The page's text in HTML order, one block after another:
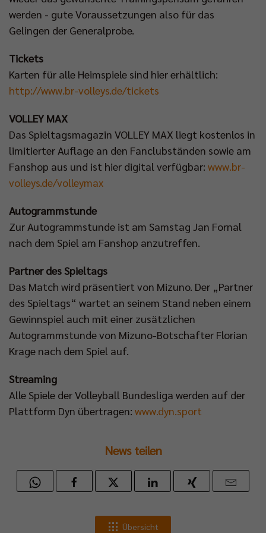
werden - gute Voraussetzungen also für das
Gelingen der Generalprobe.
Tickets
Karten für alle Heimspiele sind hier erhältlich:
http://www.br-volleys.de/tickets
VOLLEY MAX
Das Spieltagsmagazin VOLLEY MAX liegt kostenlos in
limitierter Auflage an den Fanclubständen sowie am
Fanshop aus und ist hier digital verfügbar: www.br-
volleys.de/volleymax
Autogrammstunde
Zur Autogrammstunde ist am Samstag Jan Fornal
nach dem Spiel am Fanshop anzutreffen.
Partner des Spieltags
Das Match wird präsentiert von Mizuno. Der „Partner
des Spieltags“ wartet an seinem Stand neben einem
Gewinnspiel auch mit einer zusätzlichen
Autogrammstunde von Mizuno-Botschafter Florian
Krage nach dem Spiel auf.
Streaming
Alle Spiele der Volleyball Bundesliga werden auf der
Plattform Dyn übertragen: www.dyn.sport
News teilen
Übersicht